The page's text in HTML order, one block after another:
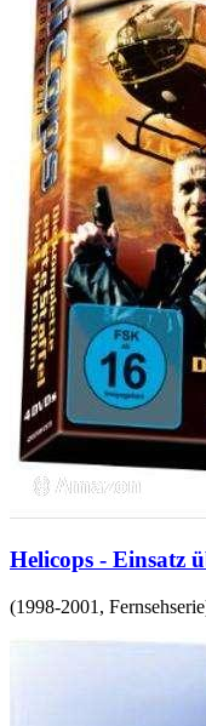
Helicops - Einsatz
(1998-2001 , Fernsehserie